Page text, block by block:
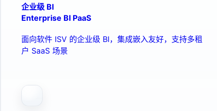
企业级 BI
Enterprise BI PaaS
面向软件 ISV 的企业级 BI，集成嵌入友好，支持多租
户 SaaS 场景